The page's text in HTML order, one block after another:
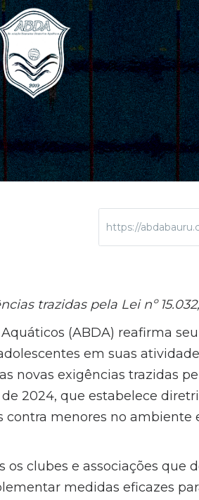
https://
trazidas pela Lei nº
(ABDA) reafirma
em suas
novas exigências trazidas
2024, que estabelece
contra menores no ambiente
os clubes e associações que
medidas eficazes